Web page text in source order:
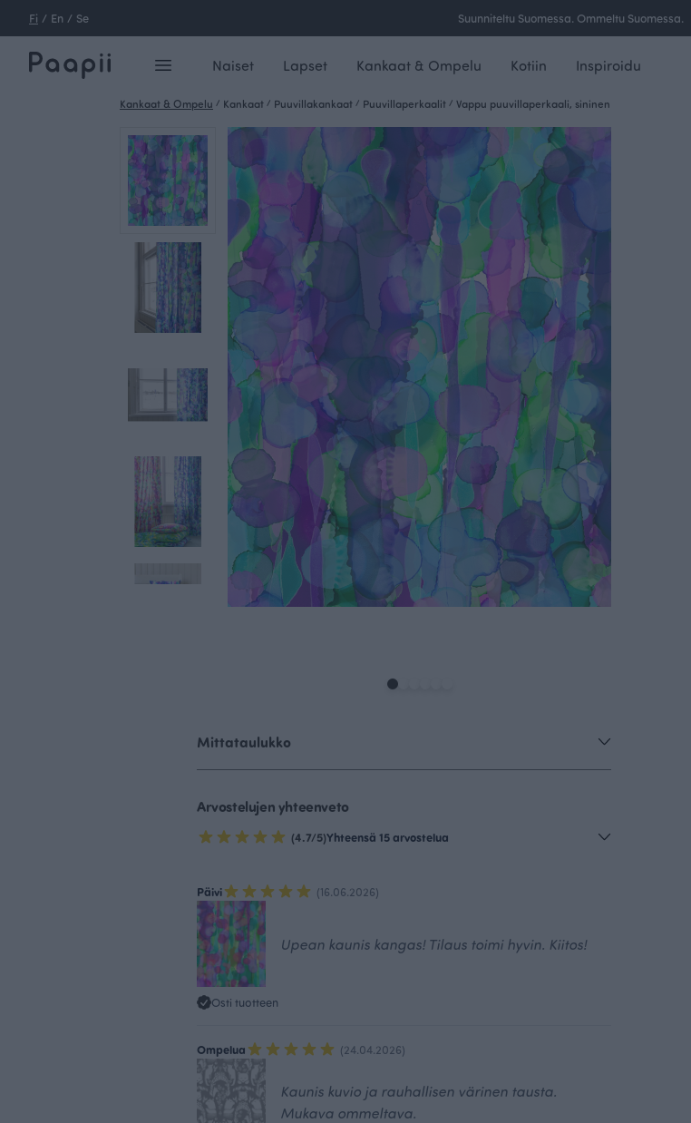
Fi / En / Se Ilmainen toimitus yli 100 € tilauksille Suomessa.
Naiset Lapset Kankaat & Ompelu Kotiin Inspiroidu
Kankaat & Ompelu / Kankaat / Puuvillakankaat / Puuvillaperkaalit / Vappu puuvillaperkaali, sininen
Mittataulukko
Arvostelujen yhteenveto
(4.7/5)Yhteensä 15 arvostelua
Päivi (16.06.2026)
Upean kaunis kangas! Tilaus toimi hyvin. Kiitos!
Osti tuotteen
Ompelua (24.04.2026)
Kaunis kuvio ja rauhallisen värinen tausta.
Mukava ommeltava.